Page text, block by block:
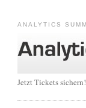
ANALYTICS
Jetzt Tickets sichern!